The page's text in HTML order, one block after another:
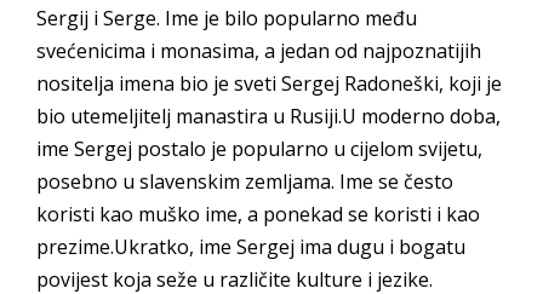
Sergij i Serge. Ime je bilo popularno među
svećenicima i monasima, a jedan od najpoznatijih
nositelja imena bio je sveti Sergej Radoneški, koji je
bio utemeljitelj manastira u Rusiji.U moderno doba,
ime Sergej postalo je popularno u cijelom svijetu,
posebno u slavenskim zemljama. Ime se često
koristi kao muško ime, a ponekad se koristi i kao
prezime.Ukratko, ime Sergej ima dugu i bogatu
povijest koja seže u različite kulture i jezike.